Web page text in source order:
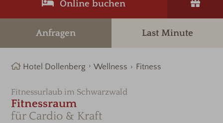
Online buchen
Anfragen Last Minute
Hotel Dollenberg Wellness Fitness
Fitnessurlaub im Schwarzwald
Fitnessraum
für Cardio & Kraft